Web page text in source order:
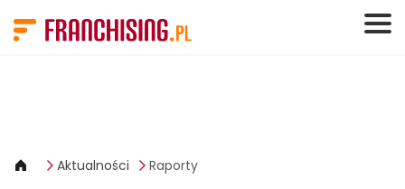
Aktualności Raporty